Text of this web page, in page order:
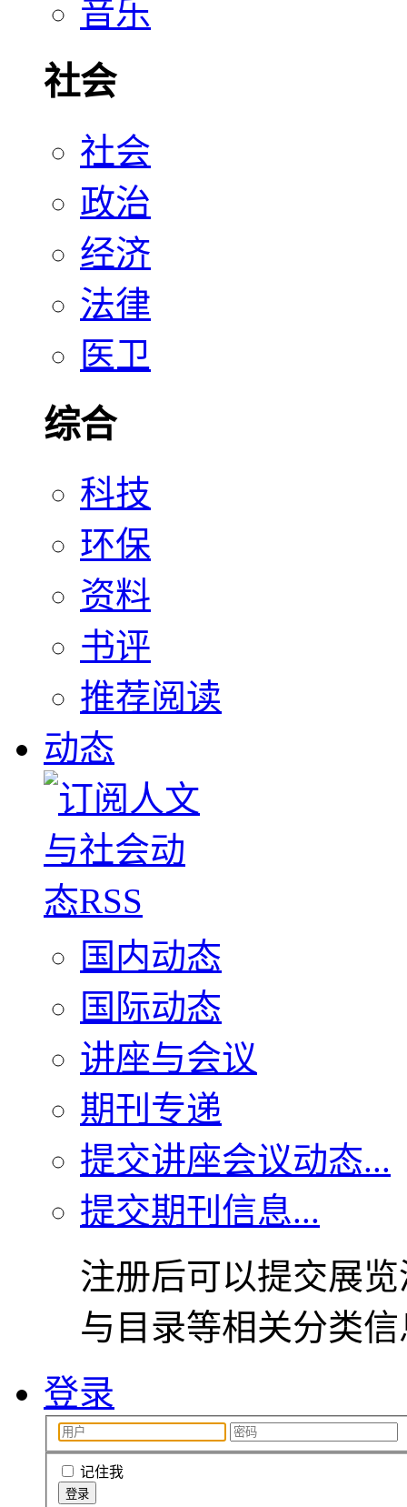
音乐
社会
社会
政治
经济
法律
医卫
综合
科技
环保
资料
书评
推荐阅读
动态
国内动态
国际动态
讲座与会议
期刊专递
提交讲座会议动态...
提交期刊信息...
注册后可以提交展
与目录等相关分类
登录
记住我